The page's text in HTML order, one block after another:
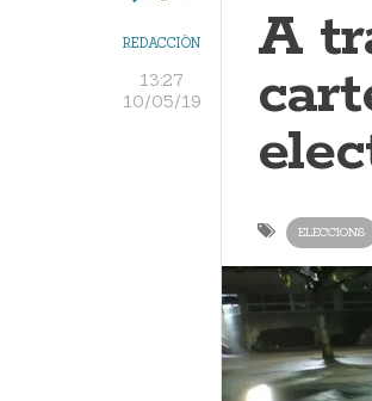
REDACCIÓN
13:27
10/05/19
A
ELECCIONS